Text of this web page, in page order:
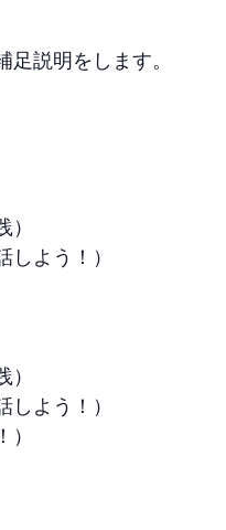
説明をします。
よう！）
よう！）